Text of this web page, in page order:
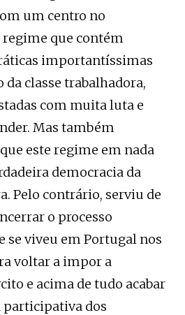
um centro no
que contém
importantíssimas
da classe trabalhadora,
com muita luta e
Mas também
este regime em nada
democracia da
Pelo contrário, serviu de
o processo
se viveu em Portugal nos
voltar a impor a
e acima de tudo acabar
participativa dos